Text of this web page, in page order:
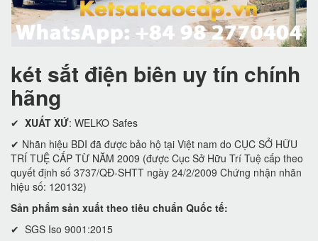
két sắt điện biên uy tín chính
hãng
✔ XUẤT XỨ: WELKO Safes
✔ Nhãn hiệu BDI đã được bảo hộ tại Việt nam do CỤC SỞ HỮU
TRÍ TUỆ CẤP TỪ NĂM 2009 (được Cục Sở Hữu Trí Tuệ cấp theo
quyết định số 3737/QĐ-SHTT ngày 24/2/2009 Chứng nhận nhãn
hiệu số: 120132)
Sản phẩm sản xuất theo tiêu chuẩn Quốc tế:
✔ SGS Iso 9001:2015